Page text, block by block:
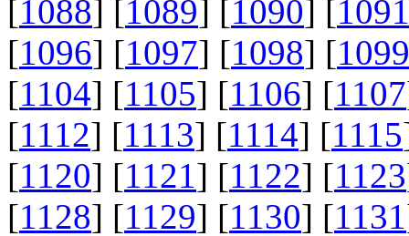
[1088] [1089] [1090] [1091
[1096] [1097] [1098] [1099
[1104] [1105] [1106] [1107
[1112] [1113] [1114] [1115
[1120] [1121] [1122] [1123
[1128] [1129] [1130] [1131